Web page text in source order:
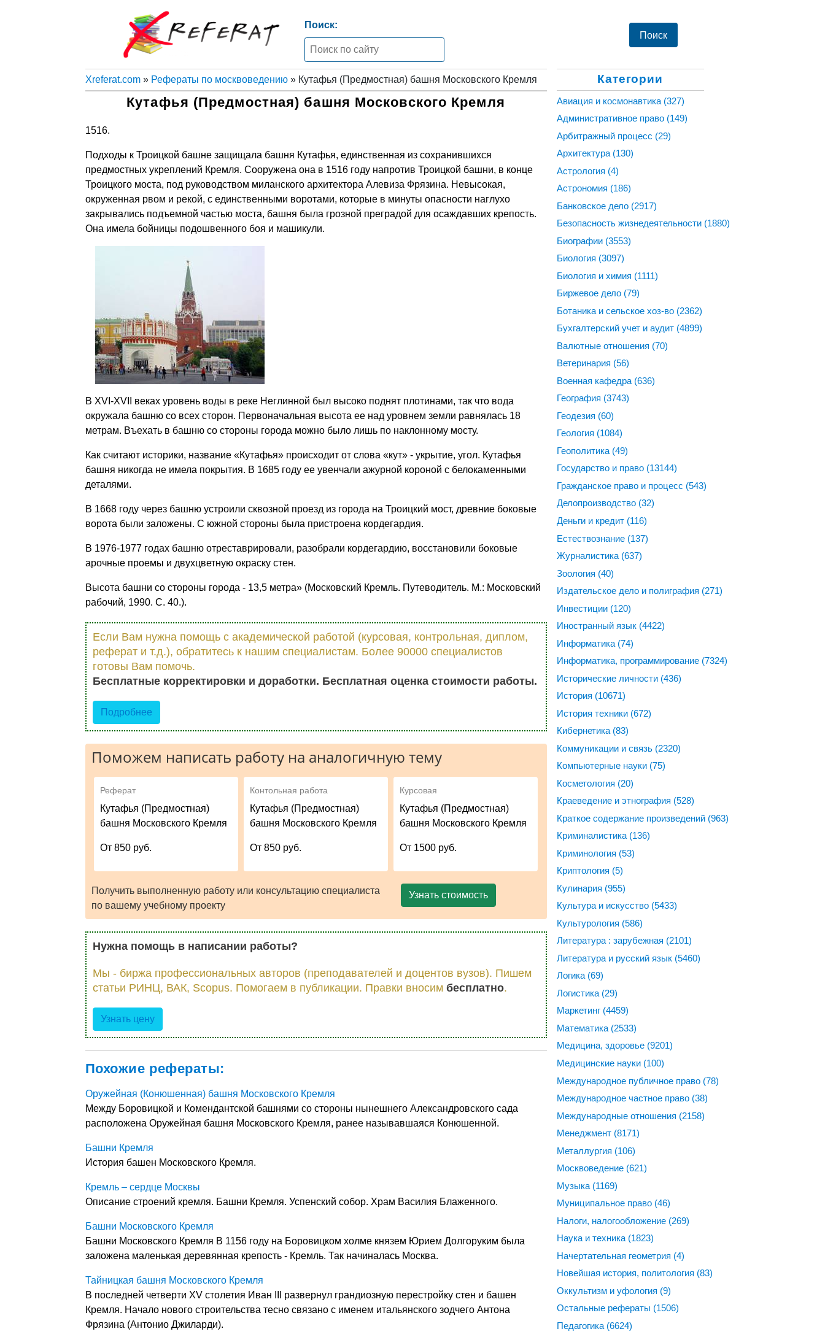
Поиск:
Xreferat.com» Рефераты по москвоведению» Кутафья (Предмостная) башня Московского Кремля
Кутафья (Предмостная) башня Московского Кремля
1516.
Подходы к Троицкой башне защищала башня Кутафья, единственная из сохранившихся
предмостных укреплений Кремля. Сооружена она в 1516 году напротив Троицкой башни, в конце
Троицкого моста, под руководством миланского архитектора Алевиза Фрязина. Невысокая,
окруженная рвом и рекой, с единственными воротами, которые в минуты опасности наглухо
закрывались подъемной частью моста, башня была грозной преградой для осаждавших крепость.
Она имела бойницы подошвенного боя и машикули.
В XVI-XVII веках уровень воды в реке Неглинной был высоко поднят плотинами, так что вода
окружала башню со всех сторон. Первоначальная высота ее над уровнем земли равнялась 18
метрам. Въехать в башню со стороны города можно было лишь по наклонному мосту.
Как считают историки, название «Кутафья» происходит от слова «кут» - укрытие, угол. Кутафья
башня никогда не имела покрытия. В 1685 году ее увенчали ажурной короной с белокаменными
деталями.
В 1668 году через башню устроили сквозной проезд из города на Троицкий мост, древние боковые
ворота были заложены. С южной стороны была пристроена кордегардия.
В 1976-1977 годах башню отреставрировали, разобрали кордегардию, восстановили боковые
арочные проемы и двухцветную окраску стен.
Высота башни со стороны города - 13,5 метра» (Московский Кремль. Путеводитель. М.: Московский
рабочий, 1990. С. 40.).
Если Вам нужна помощь с академической работой (курсовая, контрольная, диплом,
реферат и т.д.), обратитесь к нашим специалистам. Более 90000 специалистов
готовы Вам помочь.
Бесплатные корректировки и доработки. Бесплатная оценка стоимости работы.
Подробнее
Поможем написать работу на аналогичную тему
Реферат
Кутафья (Предмостная)
башня Московского Кремля
От 850 руб.
Контольная работа
Кутафья (Предмостная)
башня Московского Кремля
От 850 руб.
Курсовая
Кутафья (Предмостная)
башня Московского Кремля
От 1500 руб.
Получить выполненную работу или консультацию специалиста
по вашему учебному проекту
Узнать стоимость
Нужна помощь в написании работы?
Мы - биржа профессиональных авторов (преподавателей и доцентов вузов). Пишем
статьи РИНЦ, ВАК, Scopus. Помогаем в публикации. Правки вносим бесплатно.
Узнать цену
Похожие рефераты:
Оружейная (Конюшенная) башня Московского Кремля
Между Боровицкой и Комендантской башнями со стороны нынешнего Александровского сада
расположена Оружейная башня Московского Кремля, ранее называвшаяся Конюшенной.
Башни Кремля
История башен Московского Кремля.
Кремль – сердце Москвы
Описание строений кремля. Башни Кремля. Успенский собор. Храм Василия Блаженного.
Башни Московского Кремля
Башни Московского Кремля В 1156 году на Боровицком холме князем Юрием Долгоруким была
заложена маленькая деревянная крепость - Кремль. Так начиналась Москва.
Тайницкая башня Московского Кремля
В последней четверти XV столетия Иван III развернул грандиозную перестройку стен и башен
Кремля. Начало нового строительства тесно связано с именем итальянского зодчего Антона
Фрязина (Антонио Джиларди).
Категории
Авиация и космонавтика (327)
Административное право (149)
Арбитражный процесс (29)
Архитектура (130)
Астрология (4)
Астрономия (186)
Банковское дело (2917)
Безопасность жизнедеятельности (1880)
Биографии (3553)
Биология (3097)
Биология и химия (1111)
Биржевое дело (79)
Ботаника и сельское хоз-во (2362)
Бухгалтерский учет и аудит (4899)
Валютные отношения (70)
Ветеринария (56)
Военная кафедра (636)
География (3743)
Геодезия (60)
Геология (1084)
Геополитика (49)
Государство и право (13144)
Гражданское право и процесс (543)
Делопроизводство (32)
Деньги и кредит (116)
Естествознание (137)
Журналистика (637)
Зоология (40)
Издательское дело и полиграфия (271)
Инвестиции (120)
Иностранный язык (4422)
Информатика (74)
Информатика, программирование (7324)
Исторические личности (436)
История (10671)
История техники (672)
Кибернетика (83)
Коммуникации и связь (2320)
Компьютерные науки (75)
Косметология (20)
Краеведение и этнография (528)
Краткое содержание произведений (963)
Криминалистика (136)
Криминология (53)
Криптология (5)
Кулинария (955)
Культура и искусство (5433)
Культурология (586)
Литература : зарубежная (2101)
Литература и русский язык (5460)
Логика (69)
Логистика (29)
Маркетинг (4459)
Математика (2533)
Медицина, здоровье (9201)
Медицинские науки (100)
Международное публичное право (78)
Международное частное право (38)
Международные отношения (2158)
Менеджмент (8171)
Металлургия (106)
Москвоведение (621)
Музыка (1169)
Муниципальное право (46)
Налоги, налогообложение (269)
Наука и техника (1823)
Начертательная геометрия (4)
Новейшая история, политология (83)
Оккультизм и уфология (9)
Остальные рефераты (1506)
Педагогика (6624)